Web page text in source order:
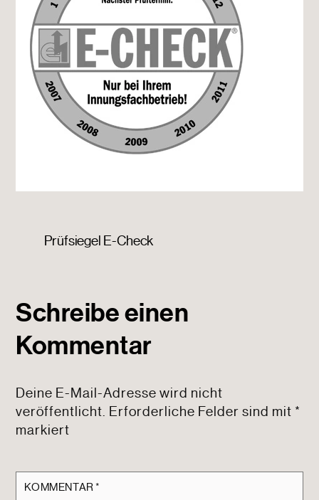
Prüfsiegel E-Check
Schreibe einen
Kommentar
Deine E-Mail-Adresse wird nicht
veröffentlicht. Erforderliche Felder sind mit *
markiert
KOMMENTAR*